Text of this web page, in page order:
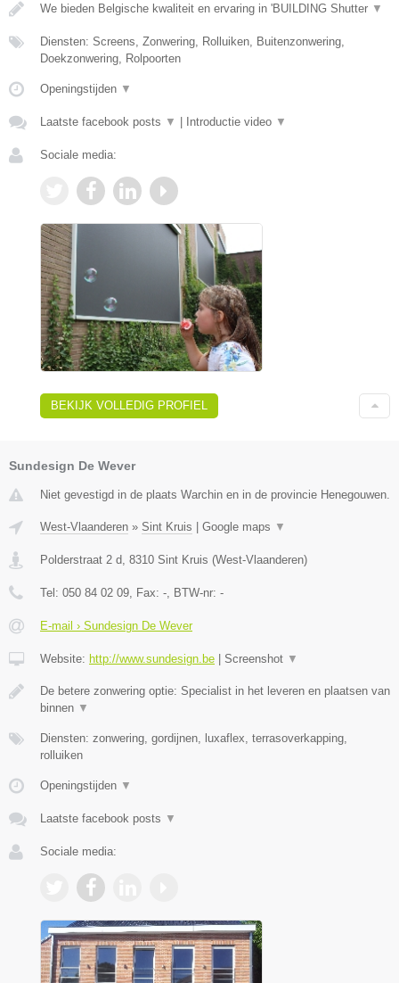
We bieden Belgische kwaliteit en ervaring in 'BUILDING Shutter ▼
Diensten: Screens, Zonwering, Rolluiken, Buitenzonwering,
Doekzonwering, Rolpoorten
Openingstijden ▼
Laatste facebook posts ▼ Introductie video ▼
Sociale media:
BEKIJK VOLLEDIG PROFIEL
Sundesign De Wever
Niet gevestigd in de plaats Warchin en in de provincie Henegouwen.
West-Vlaanderen » Sint Kruis | Google maps ▼
Polderstraat 2 d 8310 Sint Kruis (West-Vlaanderen)
Tel: 050 84 02 09 , Fax: - , BTW-nr: -
E-mail › Sundesign De Wever
Website: http://www.sundesign.be | Screenshot ▼
De betere zonwering optie: Specialist in het leveren en plaatsen van
binnen ▼
Diensten: zonwering, gordijnen, luxaflex, terrasoverkapping,
rolluiken
Openingstijden ▼
Laatste facebook posts ▼
Sociale media: